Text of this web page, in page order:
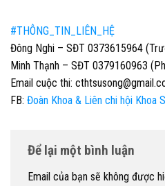
#THÔNG_TIN_LIÊN_HỆ
Đông Nghi – SĐT 0373615964
Minh Thạnh – SĐT 0379160963
Email cuộc thi:
FB: Đoàn Khoa & Liên chi hội Khoa
Để lại một bình luận
Email của bạn sẽ không được